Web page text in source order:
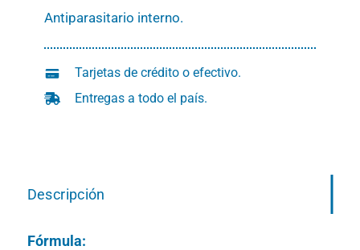
Antiparasitario interno.
Tarjetas de crédito o efectivo.
Entregas a todo el país.
Descripción
Fórmula: